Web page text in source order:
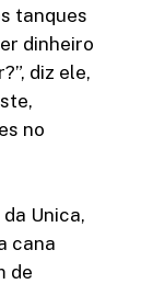
tanques
dinheiro
diz ele,
no
Unica,
cana
de